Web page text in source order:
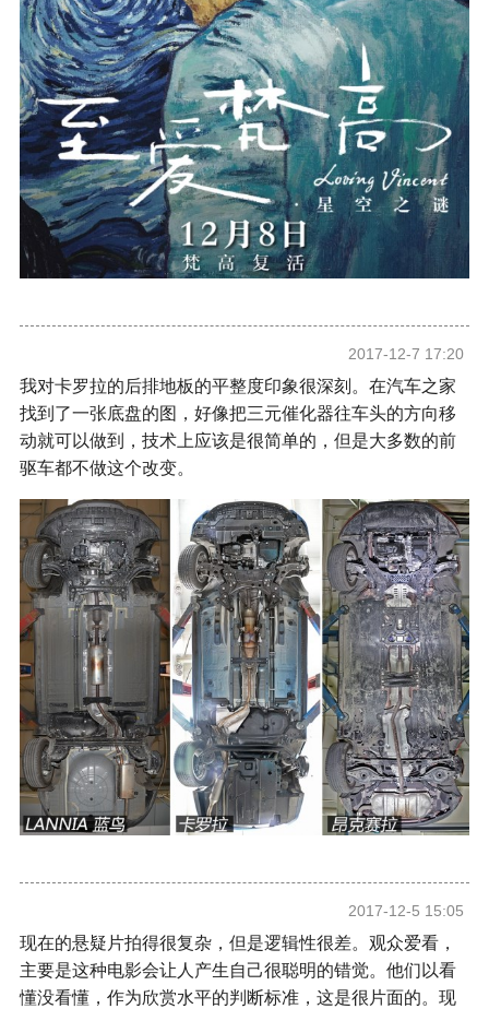
2017-12-7 17:20
我对卡罗拉的后排地板的平整度印象很深刻。在汽车之家
找到了一张底盘的图，好像把三元催化器往车头的方向移
动就可以做到，技术上应该是很简单的，但是大多数的前
驱车都不做这个改变。
2017-12-5 15:05
现在的悬疑片拍得很复杂，但是逻辑性很差。观众爱看，
主要是这种电影会让人产生自己很聪明的错觉。他们以看
懂没看懂，作为欣赏水平的判断标准，这是很片面的。现